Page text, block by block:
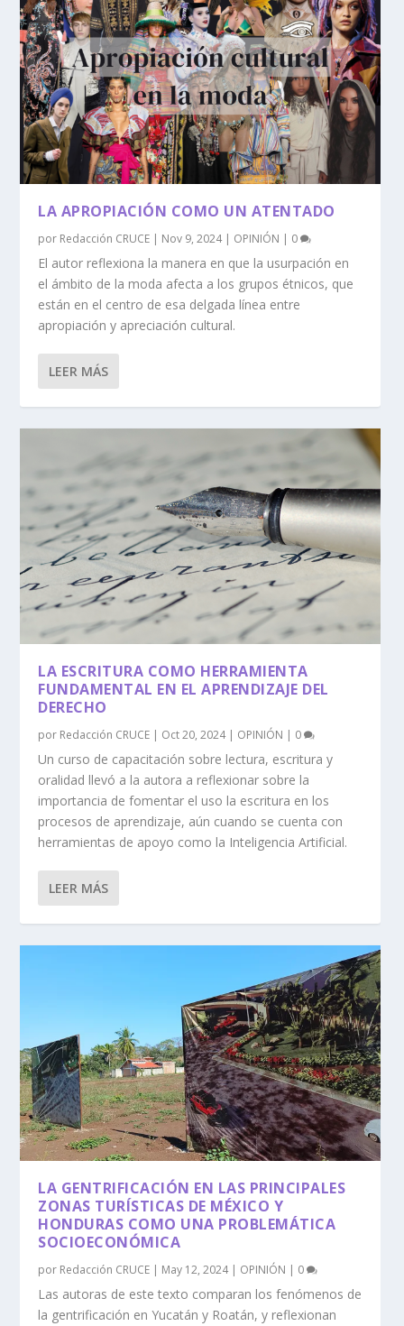
LA APROPIACIÓN COMO UN ATENTADO
por Redacción CRUCE | Nov 9, 2024| OPINIÓN | 0
El autor reflexiona la manera en que la usurpación en
el ámbito de la moda afecta a los grupos étnicos, que
están en el centro de esa delgada línea entre
apropiación y apreciación cultural.
LEER MÁS
LA ESCRITURA COMO HERRAMIENTA
FUNDAMENTAL EN EL APRENDIZAJE DEL
DERECHO
por Redacción CRUCE | Oct 20, 2024| OPINIÓN | 0
Un curso de capacitación sobre lectura, escritura y
oralidad llevó a la autora a reflexionar sobre la
importancia de fomentar el uso la escritura en los
procesos de aprendizaje, aún cuando se cuenta con
herramientas de apoyo como la Inteligencia Artificial.
LEER MÁS
LA GENTRIFICACIÓN EN LAS PRINCIPALES
ZONAS TURÍSTICAS DE MÉXICO Y
HONDURAS COMO UNA PROBLEMÁTICA
SOCIOECONÓMICA
por Redacción CRUCE | May 12, 2024| OPINIÓN | 0
Las autoras de este texto comparan los fenómenos de
la gentrificación en Yucatán y Roatán, y reflexionan